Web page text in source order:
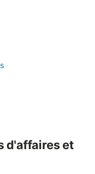
d'affaires et